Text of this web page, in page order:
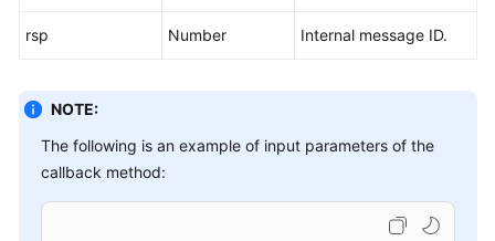
rsp Number Internal message ID.
NOTE:
The following is an example of input parameters of the
callback method: